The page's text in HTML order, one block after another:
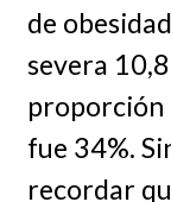
de
severa
proporción
fue 34%.
recordar